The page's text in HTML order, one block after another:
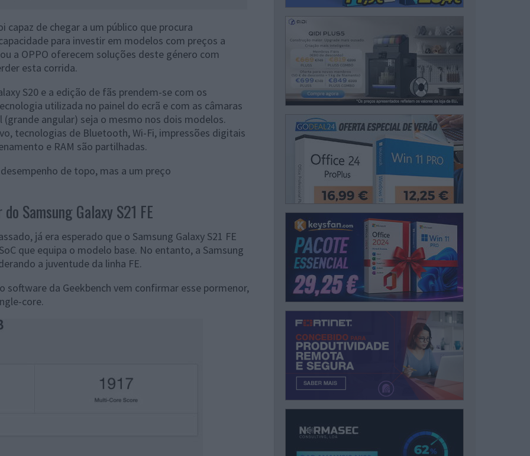
de chegar a um público que procura
para investir em modelos com preços a
a OPPO oferecem soluções deste género com
esta corrida.
S20 e a edição de fãs prendem-se com os
utilizada no painel do ecrã e com as câmaras
angular) seja o mesmo nos dois modelos.
tecnologias de Bluetooth, Wi-Fi, impressões digitais
e RAM são partilhadas.
de topo, mas a um preço
Samsung Galaxy S21 FE
já era esperado que o Samsung Galaxy S21 FE
que equipa o modelo base. No entanto, a Samsung
a juventude da linha FE.
da Geekbench vem confirmar esse pormenor,
core.